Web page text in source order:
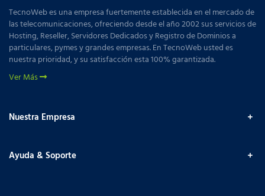
TecnoWeb es una empresa fuertemente establecida en el mercado de
las telecomunicaciones, ofreciendo desde el año 2002 sus servicios de
Hosting, Reseller, Servidores Dedicados y Registro de Dominios a
particulares, pymes y grandes empresas. En TecnoWeb usted es
nuestra prioridad, y su satisfacción esta 100% garantizada.
Ver Más
Nuestra Empresa
Ayuda & Soporte